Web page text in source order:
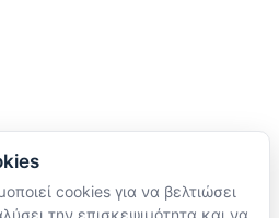
cookies για να βελτιώσει
την επισκεψιμότητα και να